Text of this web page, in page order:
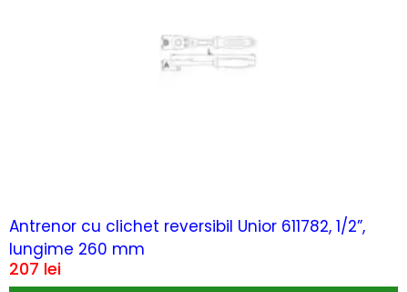
Antrenor cu clichet reversibil Unior 611782, 1/2”,
lungime 260 mm
207 lei